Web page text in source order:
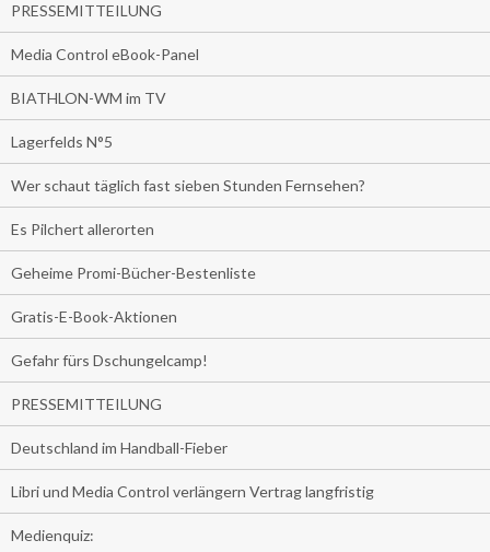
PRESSEMITTEILUNG
Media Control eBook-Panel
BIATHLON-WM im TV
Lagerfelds N°5
Wer schaut täglich fast sieben Stunden Fernsehen?
Es Pilchert allerorten
Geheime Promi-Bücher-Bestenliste
Gratis-E-Book-Aktionen
Gefahr fürs Dschungelcamp!
PRESSEMITTEILUNG
Deutschland im Handball-Fieber
Libri und Media Control verlängern Vertrag langfristig
Medienquiz: